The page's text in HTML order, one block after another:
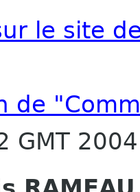
le site
de
GMT 2004